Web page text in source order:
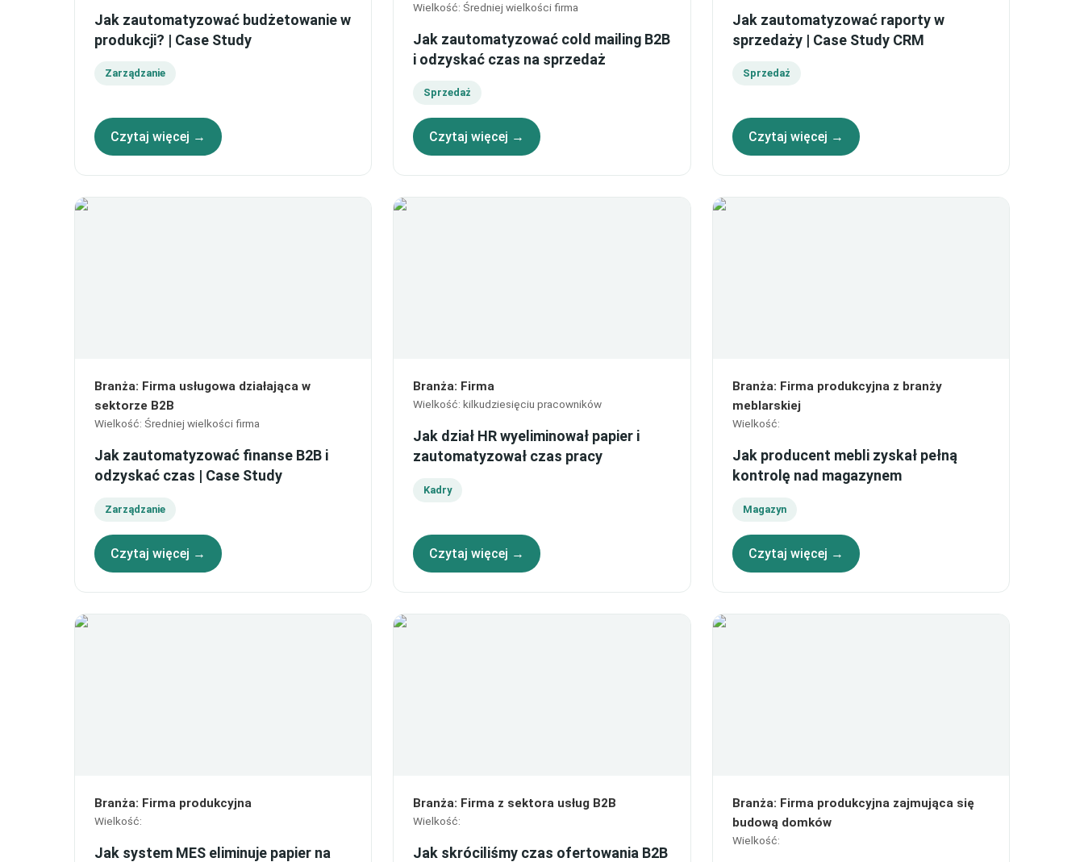
Jak zautomatyzować budżetowanie w
produkcji? | Case Study
Zarządzanie
Czytaj więcej →
Wielkość: Średniej wielkości firma
Jak zautomatyzować cold mailing B2B
i odzyskać czas na sprzedaż
Sprzedaż
Czytaj więcej →
Jak zautomatyzować raporty w
sprzedaży | Case Study CRM
Sprzedaż
Czytaj więcej →
Branża: Firma usługowa działająca w
sektorze B2B
Wielkość: Średniej wielkości firma
Jak zautomatyzować finanse B2B i
odzyskać czas | Case Study
Zarządzanie
Czytaj więcej →
Branża: Firma
Wielkość:kilkudziesięciu pracowników
Jak dział HR wyeliminował papier i
zautomatyzował czas pracy
Kadry
Czytaj więcej →
Branża: Firma produkcyjna z branży
meblarskiej
Wielkość:
Jak producent mebli zyskał pełną
kontrolę nad magazynem
Magazyn
Czytaj więcej →
Branża: Firma produkcyjna
Wielkość:
Jak system MES eliminuje papier na
Branża: Firma z sektora usług B2B
Wielkość:
Jak skróciliśmy czas ofertowania B2B
Branża: Firma produkcyjna zajmująca się
budową domków
Wielkość: